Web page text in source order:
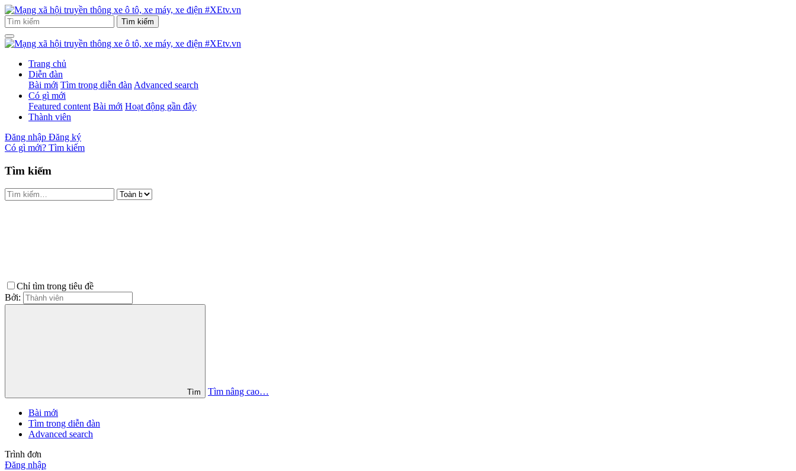
Trang chủ
Diễn đàn
Bài mới Tìm trong diễn đàn Advanced search
Có gì mới
Featured content Bài mới Hoạt động gần đây
Thành viên
Đăng nhập Đăng ký
Có gì mới? Tìm kiếm
Tìm kiếm
Chỉ tìm trong tiêu đề
Bởi:
Tìm Tìm nâng cao…
Bài mới
Tìm trong diễn đàn
Advanced search
Trình đơn
Đăng nhập